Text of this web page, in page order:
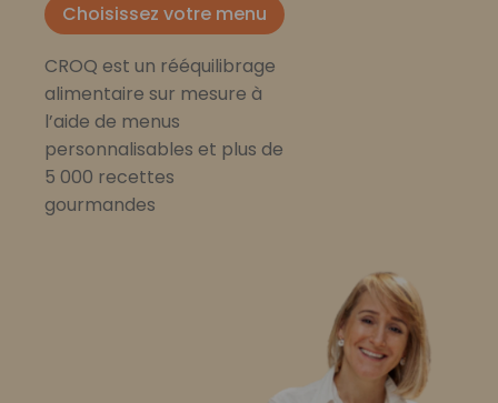
Choisissez votre menu
CROQ est un rééquilibrage
alimentaire sur mesure à
l’aide de menus
personnalisables et plus de
5 000 recettes
gourmandes